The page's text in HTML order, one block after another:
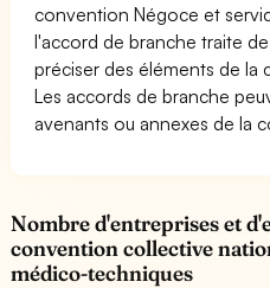
convention Négoce et
l'accord de branche traite
préciser des éléments de
Les accords de branche
avenants ou annexes de la
Nombre d'entreprises et
convention collective
médico-techniques